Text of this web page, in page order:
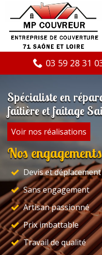
03 59 28 31
Spécialiste en
faîtière et faîtage
Voir nos réalisations
Nos engagements
Devis et
Sans engagement
Artisan passionné
Prix imbattable
Travail de qualité